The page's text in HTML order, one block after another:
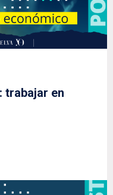
trabajar en